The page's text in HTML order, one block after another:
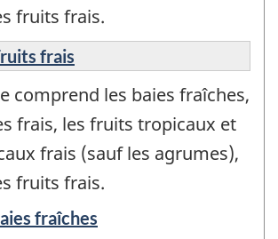
fruits frais.
frais
comprend les baies fraîches,
frais, les fruits tropicaux et
frais (sauf les agrumes),
fruits frais.
fraîches